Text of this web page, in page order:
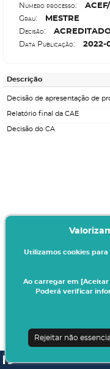
Número processo: A
Grau: M ESTRE
Decisão: A
Data Publicação: 2022-
Descrição
Decisão de apresentação de
Relatório final da CAE
Decisão do CA
Utilizamos cookies
Ao carregar em
Poderá verificar
Rejeitar não